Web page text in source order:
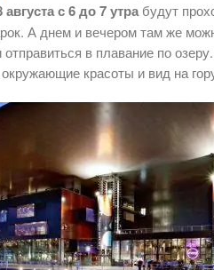
с 6 до 7 утра будут
А днем и вечером там же
в плавание по
красоты и вид на